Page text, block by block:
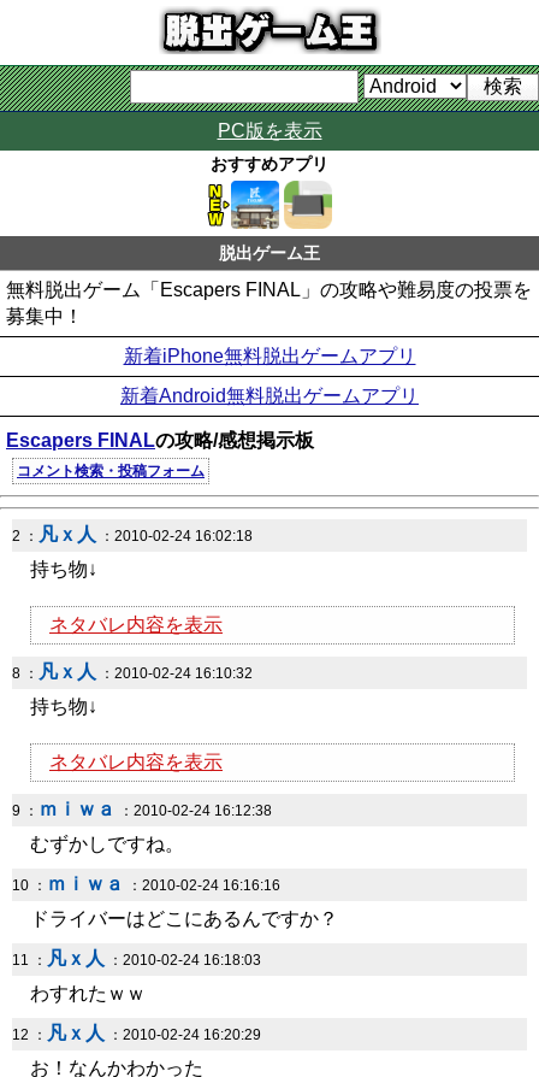
PC版を表示
おすすめアプリ
脱出ゲーム王
無料脱出ゲーム「Escapers FINAL」の攻略や難易度の投票を
募集中！
新着iPhone無料脱出ゲームアプリ
新着Android無料脱出ゲームアプリ
Escapers FINALの攻略/感想掲示板
コメント検索・投稿フォーム
2 ： 凡ｘ人 ：2010-02-24 16:02:18
持ち物↓
ネタバレ内容を表示
8 ： 凡ｘ人 ：2010-02-24 16:10:32
持ち物↓
ネタバレ内容を表示
9 ： ｍｉｗａ ：2010-02-24 16:12:38
むずかしですね。
10 ： ｍｉｗａ ：2010-02-24 16:16:16
ドライバーはどこにあるんですか？
11 ： 凡ｘ人 ：2010-02-24 16:18:03
わすれたｗｗ
12 ： 凡ｘ人 ：2010-02-24 16:20:29
お！なんかわかった